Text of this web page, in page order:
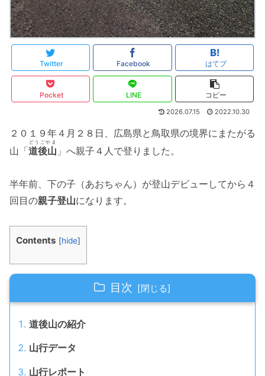
Twitter Facebook はてブ
Pocket LINE コピー
2026.07.15 2022.10.30
２０１９年４月２８日、広島県と鳥取県の境界にまたがる
山「道後山
どうごやま
」へ親子４人で登りました。
半年前、下の子（あおちゃん）が登山デビューしてから４
回目の親子登山になります。
Contents [hide]
目次
道後山の紹介
山行データ
山行レポート